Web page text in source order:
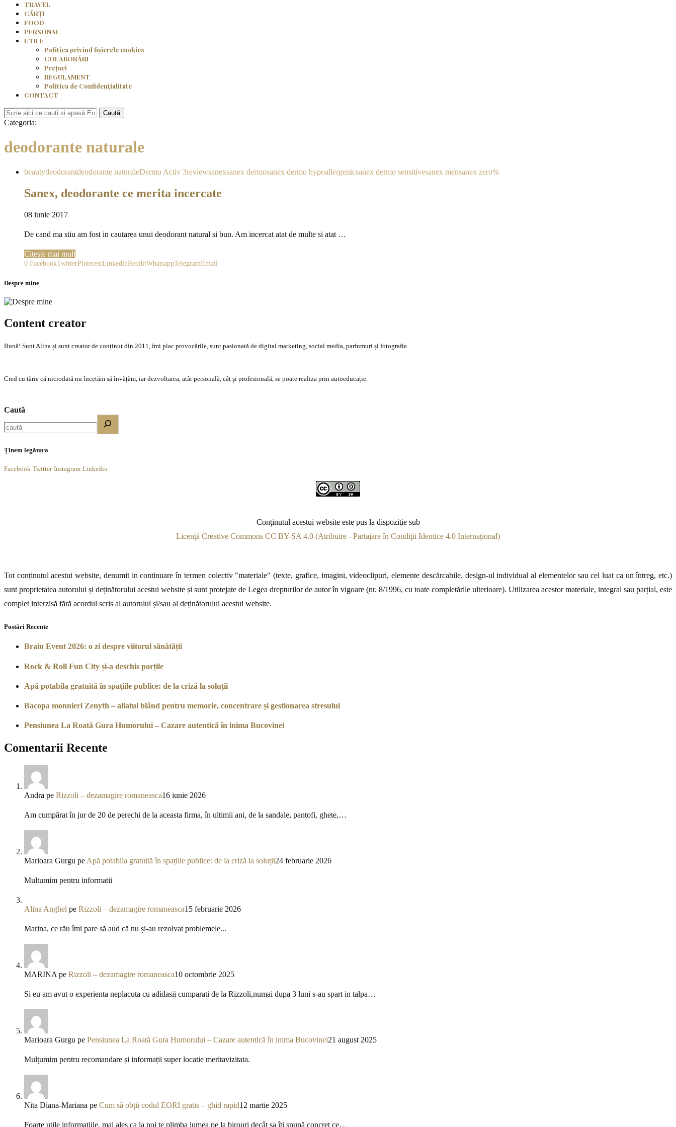
TRAVEL
CĂRȚI
FOOD
PERSONAL
UTILE
Politica privind fișierele cookies
COLABORĂRI
Prețuri
REGULAMENT
Politica de Confidențialitate
CONTACT
Caută
Categoria:
deodorante naturale
beautydeodorantdeodorante naturaleDermo Activ 3reviewsanexsanex dermosanex dermo hypoallergenicsanex dermo sensitivesanex mensanex zero%
Sanex, deodorante ce merita incercate
08 iunie 2017
De cand ma stiu am fost in cautarea unui deodorant natural si bun. Am incercat atat de multe si atat …
Citește mai mult
0 FacebookTwitterPinterestLinkedinRedditWhatsappTelegramEmail
Despre mine
Content creator
Bună! Sunt Alina și sunt creator de conținut din 2011, îmi plac provocările, sunt pasionată de digital marketing, social media, parfumuri și fotografie.
Cred cu tărie că niciodată nu încetăm să învățăm, iar dezvoltarea, atât personală, cât și profesională, se poate realiza prin autoeducație.
Caută
Ținem legătura
Facebook Twitter Instagram Linkedin
Conținutul acestui website este pus la dispoziţie sub
Licență Creative Commons CC BY-SA 4.0 (Atribuire - Partajare în Condiții Identice 4.0 Internațional)
Tot conținutul acestui website, denumit in continuare în termen colectiv "materiale" (texte, grafice, imagini, videoclipuri, elemente descărcabile, design-ul individual al elementelor sau cel luat ca un întreg, etc.)
sunt proprietatea autorului și deținătorului acestui website și sunt protejate de Legea drepturilor de autor în vigoare (nr. 8/1996, cu toate completările ulterioare). Utilizarea acestor materiale, integral sau parțial, este
complet interzisă fără acordul scris al autorului și/sau al deținătorului acestui website.
Postări Recente
Brain Event 2026: o zi despre viitorul sănătății
Rock & Roll Fun City și-a deschis porțile
Apă potabila gratuită în spațiile publice: de la criză la soluții
Bacopa monnieri Zenyth – aliatul blând pentru memorie, concentrare și gestionarea stresului
Pensiunea La Roată Gura Humorului – Cazare autentică în inima Bucovinei
Comentarii Recente
Andra pe Rizzoli – dezamagire romaneasca16 iunie 2026
Am cumpărat în jur de 20 de perechi de la aceasta firma, în ultimii ani, de la sandale, pantofi, ghete,…
Marioara Gurgu pe Apă potabila gratuită în spațiile publice: de la criză la soluții24 februarie 2026
Multumim pentru informatii
Alina Anghel pe Rizzoli – dezamagire romaneasca15 februarie 2026
Marina, ce rău îmi pare să aud că nu și-au rezolvat problemele...
MARINA pe Rizzoli – dezamagire romaneasca10 octombrie 2025
Si eu am avut o experienta neplacuta cu adidasii cumparati de la Rizzoli,numai dupa 3 luni s-au spart in talpa…
Marioara Gurgu pe Pensiunea La Roată Gura Humorului – Cazare autentică în inima Bucovinei21 august 2025
Mulțumim pentru recomandare și informații super locatie meritavizitata.
Nita Diana-Mariana pe Cum să obții codul EORI gratis – ghid rapid12 martie 2025
Foarte utile informațiile, mai ales ca la noi te plimba lumea pe la birouri decât sa îți spună concret ce…